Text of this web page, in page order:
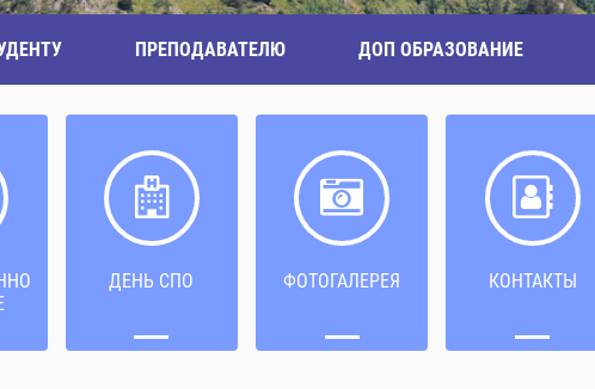
ПРЕПОДАВАТЕЛЮ ДОП ОБРАЗОВАНИЕ
ДЕНЬ СПО ФОТОГАЛЕРЕЯ КОНТАКТЫ